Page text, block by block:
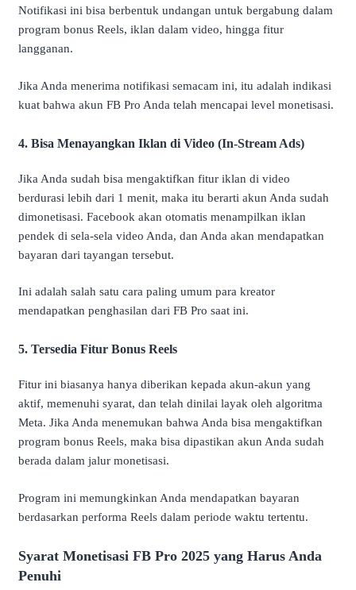
Notifikasi ini bisa berbentuk undangan untuk bergabung dalam
program bonus Reels, iklan dalam video, hingga fitur
langganan.
Jika Anda menerima notifikasi semacam ini, itu adalah indikasi
kuat bahwa akun FB Pro Anda telah mencapai level monetisasi.
4. Bisa Menayangkan Iklan di Video (In-Stream Ads)
Jika Anda sudah bisa mengaktifkan fitur iklan di video
berdurasi lebih dari 1 menit, maka itu berarti akun Anda sudah
dimonetisasi. Facebook akan otomatis menampilkan iklan
pendek di sela-sela video Anda, dan Anda akan mendapatkan
bayaran dari tayangan tersebut.
Ini adalah salah satu cara paling umum para kreator
mendapatkan penghasilan dari FB Pro saat ini.
5. Tersedia Fitur Bonus Reels
Fitur ini biasanya hanya diberikan kepada akun-akun yang
aktif, memenuhi syarat, dan telah dinilai layak oleh algoritma
Meta. Jika Anda menemukan bahwa Anda bisa mengaktifkan
program bonus Reels, maka bisa dipastikan akun Anda sudah
berada dalam jalur monetisasi.
Program ini memungkinkan Anda mendapatkan bayaran
berdasarkan performa Reels dalam periode waktu tertentu.
Syarat Monetisasi FB Pro 2025 yang Harus Anda
Penuhi